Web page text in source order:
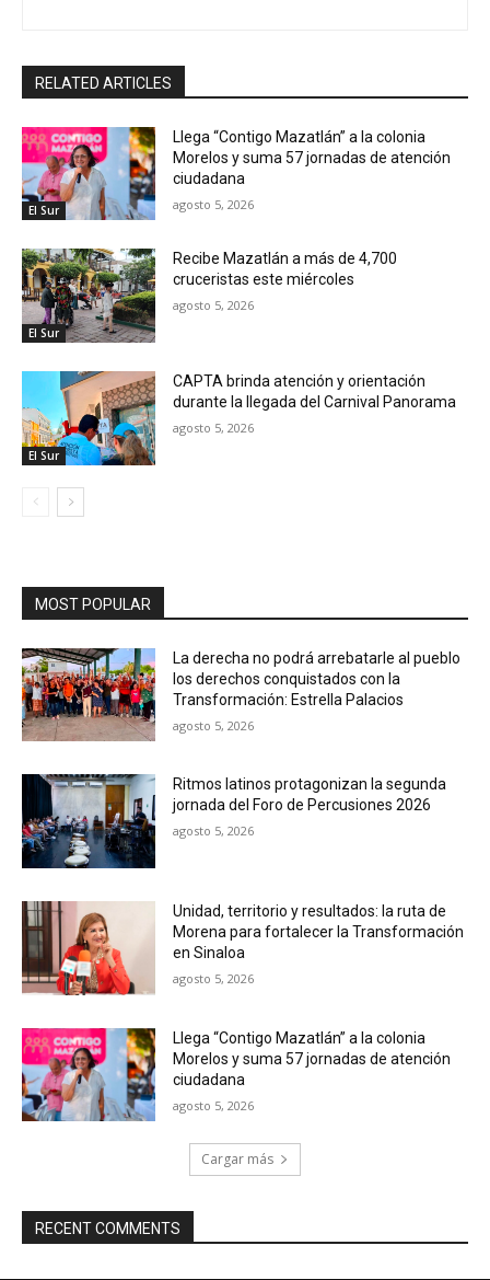
RELATED ARTICLES
El Sur
Llega “Contigo Mazatlán” a la colonia
Morelos y suma 57 jornadas de atención
ciudadana
agosto 5, 2026
El Sur
Recibe Mazatlán a más de 4,700
cruceristas este miércoles
agosto 5, 2026
El Sur
CAPTA brinda atención y orientación
durante la llegada del Carnival Panorama
agosto 5, 2026
MOST POPULAR
La derecha no podrá arrebatarle al pueblo
los derechos conquistados con la
Transformación: Estrella Palacios
agosto 5, 2026
Ritmos latinos protagonizan la segunda
jornada del Foro de Percusiones 2026
agosto 5, 2026
Unidad, territorio y resultados: la ruta de
Morena para fortalecer la Transformación
en Sinaloa
agosto 5, 2026
Llega “Contigo Mazatlán” a la colonia
Morelos y suma 57 jornadas de atención
ciudadana
agosto 5, 2026
Cargar más
RECENT COMMENTS